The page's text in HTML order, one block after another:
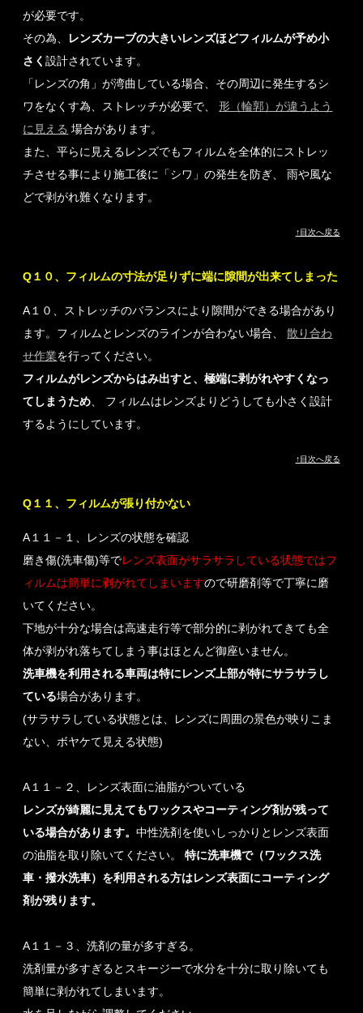
が必要です。
その為、 レンズカーブの大きいレンズほどフィルムが予め小
さく設計されています。
「レンズの角」が湾曲している場合、その周辺に発生するシ
ワをなくす為、ストレッチが必要で、形（輪郭）が違うよう
に見える 場合があります。
また、平らに見えるレンズでもフィルムを全体的にストレッ
チさせる事により施工後に「シワ」の発生を防ぎ、 雨や風な
どで剥がれ難くなります。
↑目次へ戻る
Q１０、フィルムの寸法が足りずに端に隙間が出来てしまった
A１０、ストレッチのバランスにより隙間ができる場合があり
ます。フィルムとレンズのラインが合わない場合、散り合わ
せ作業を行ってください。
フィルムがレンズからはみ出すと、極端に剥がれやすくなっ
てしまうため 、 フィルムはレンズよりどうしても小さく設計
するようにしています。
↑目次へ戻る
Q１１、フィルムが張り付かない
A１１－１、レンズの状態を確認
磨き傷(洗車傷)等でレンズ表面がサラサラしている状態ではフ
ィルムは簡単に剥がれてしまいますので研磨剤等で丁寧に磨
いてください。
下地が十分な場合は高速走行等で部分的に剥がれてきても全
体が剥がれ落ちてしまう事はほとんど御座いません。
洗車機を利用される車両は特にレンズ上部が特にサラサラし
ている場合があります。
(サラサラしている状態とは、レンズに周囲の景色が映りこま
ない、ボヤケて見える状態)
A１１－２、レンズ表面に油脂がついている
レンズが綺麗に見えてもワックスやコーティング剤が残って
いる場合があります。中性洗剤を使いしっかりとレンズ表面
の油脂を取り除いてください。特に洗車機で（ワックス洗
車・撥水洗車）を利用される方はレンズ表面にコーティング
剤が残ります。
A１１－３、洗剤の量が多すぎる。
洗剤量が多すぎるとスキージーで水分を十分に取り除いても
簡単に剥がれてしまいます。